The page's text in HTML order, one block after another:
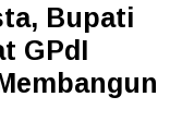
Bupati
GPdI